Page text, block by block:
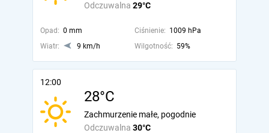
Odczuwalna 29°C
Opad: 0 mm Ciśnienie: 1009 hPa
Wiatr:
9 km/h Wilgotność: 59%
12:00
28°C
Odczuwalna 30°C
Zachmurzenie małe, pogodnie